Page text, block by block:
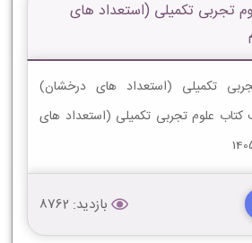
تجربی تکمیلی (استعداد های
تکمیلی (استعداد های درخشان)
علوم تجربی تکمیلی (استعداد های
بازدید: 8762